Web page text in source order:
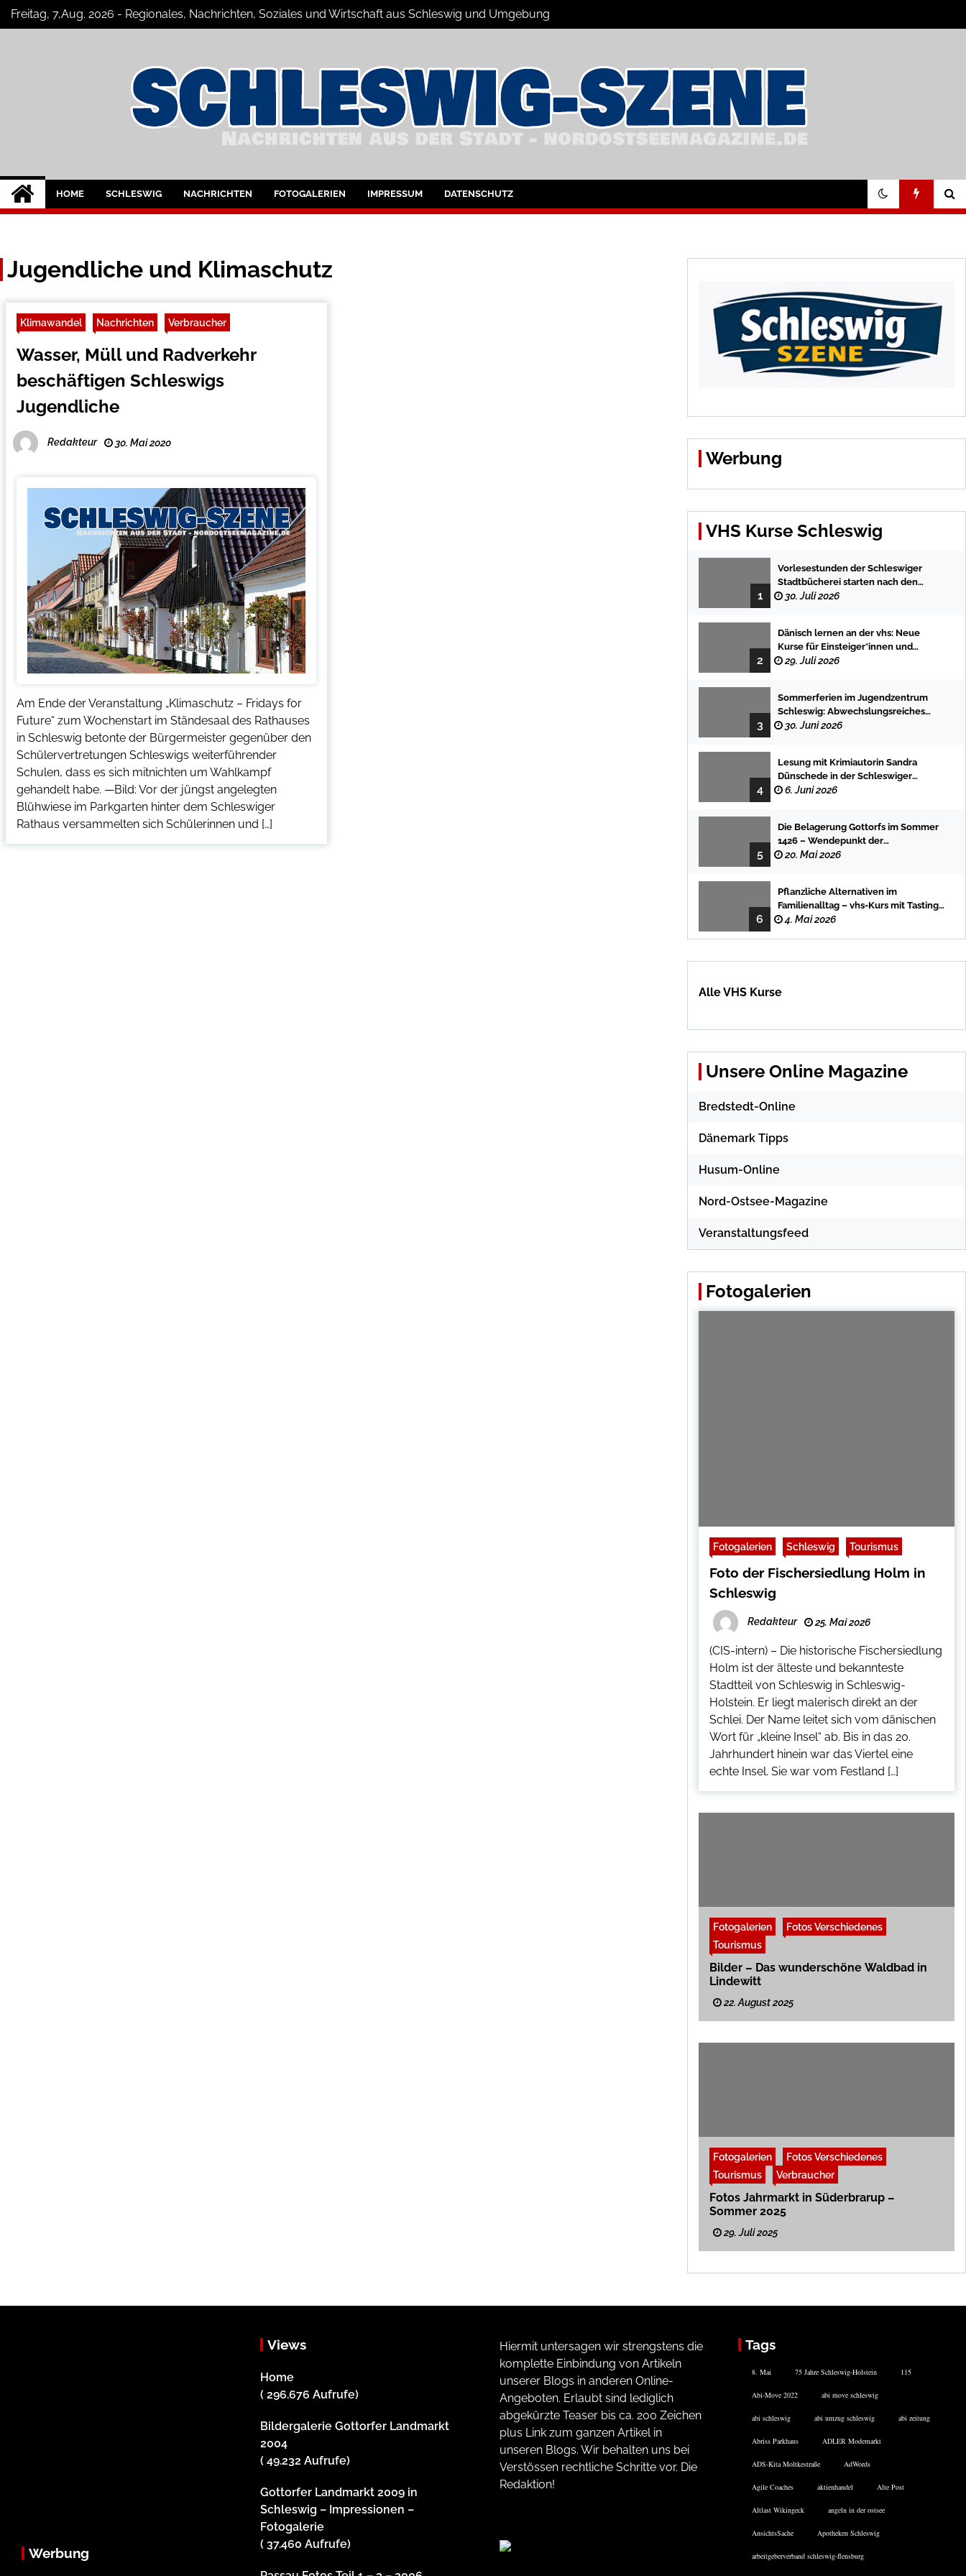
SkipFreitag, 7,Aug. 2026 - Regionales, Nachrichten, Soziales und Wirtschaft aus Schleswig und Umgebung
Schleswig Szene
Neuigkeiten und Nachrichten aus Schleswig und Umgebung
HOME SCHLESWIG NACHRICHTEN FOTOGALERIEN IMPRESSUM DATENSCHUTZ
Jugendliche und Klimaschutz
Klimawandel Nachrichten Verbraucher
Wasser, Müll und Radverkehr
beschäftigen Schleswigs
Jugendliche
Redakteur 30. Mai 2020
Am Ende der Veranstaltung „Klimaschutz – Fridays for
Future“ zum Wochenstart im Ständesaal des Rathauses
in Schleswig betonte der Bürgermeister gegenüber den
Schülervertretungen Schleswigs weiterführender
Schulen, dass es sich mitnichten um Wahlkampf
gehandelt habe. —Bild: Vor der jüngst angelegten
Blühwiese im Parkgarten hinter dem Schleswiger
Rathaus versammelten sich Schülerinnen und […]
Werbung
VHS Kurse Schleswig
1
Vorlesestunden der Schleswiger
Stadtbücherei starten nach den
Sommerferien mit spannenden
30. Juli 2026
2
Dänisch lernen an der vhs: Neue
Kurse für Einsteiger*innen und
Fortgeschrittene
29. Juli 2026
3
Sommerferien im Jugendzentrum
Schleswig: Abwechslungsreiches
Programm für Kinder und Jugendliche
30. Juni 2026
4
Lesung mit Krimiautorin Sandra
Dünschede in der Schleswiger
Stadtbücherei
6. Juni 2026
5
Die Belagerung Gottorfs im Sommer
1426 – Wendepunkt der
Landesgeschichte
20. Mai 2026
6
Pflanzliche Alternativen im
Familienalltag – vhs-Kurs mit Tasting
und einfachen DIY-Rezepten
4. Mai 2026
Alle VHS Kurse
Unsere Online Magazine
Bredstedt-Online
Dänemark Tipps
Husum-Online
Nord-Ostsee-Magazine
Veranstaltungsfeed
Fotogalerien
Fotogalerien Schleswig Tourismus
Foto der Fischersiedlung Holm in
Schleswig
Redakteur 25. Mai 2026
(CIS-intern) – Die historische Fischersiedlung
Holm ist der älteste und bekannteste
Stadtteil von Schleswig in Schleswig-
Holstein. Er liegt malerisch direkt an der
Schlei. Der Name leitet sich vom dänischen
Wort für „kleine Insel“ ab. Bis in das 20.
Jahrhundert hinein war das Viertel eine
echte Insel. Sie war vom Festland […]
Fotogalerien
Fotos Verschiedenes
Tourismus
Bilder – Das wunderschöne Waldbad in
Lindewitt
22. August 2025
Fotogalerien
Fotos Verschiedenes
Tourismus
Verbraucher
Fotos Jahrmarkt in Süderbrarup –
Sommer 2025
29. Juli 2025
Werbung
Views
Home
( 296.676 Aufrufe)
Bildergalerie Gottorfer Landmarkt
2004
( 49.232 Aufrufe)
Gottorfer Landmarkt 2009 in
Schleswig – Impressionen –
Fotogalerie
( 37.460 Aufrufe)
Hiermit untersagen wir strengstens die
komplette Einbindung von Artikeln
unserer Blogs in anderen Online-
Angeboten. Erlaubt sind lediglich
abgekürzte Teaser bis ca. 200 Zeichen
plus Link zum ganzen Artikel in
unseren Blogs. Wir behalten uns bei
Verstössen rechtliche Schritte vor. Die
Redaktion!
Tags
8. Mai 75 Jahre Schleswig-Holstein 115
Abi-Move 2022 abi move schleswig
abi schleswig abi umzug schleswig abi zeitung
Abriss Parkhaus ADLER Modemarkt
ADS-Kita Moltkestraße AdWords
Agile Coaches aktienhandel Alte Post
Altlast Wikingeck angeln in der ostsee
AnsichtsSache Apotheken Schleswig
arbeitgeberverband schleswig-flensburg